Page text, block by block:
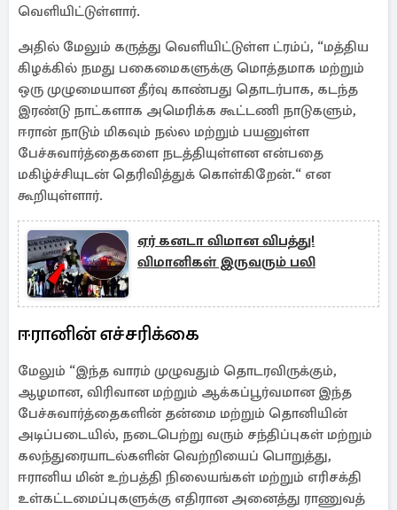
வெளியிட்டுள்ளார்.
அதில் மேலும் கருத்து வெளியிட்டுள்ள ட்ரம்ப், “மத்திய
கிழக்கில் நமது பகைமைகளுக்கு மொத்தமாக மற்றும்
ஒரு முழுமையான தீர்வு காண்பது தொடர்பாக, கடந்த
இரண்டு நாட்களாக அமெரிக்க கூட்டணி நாடுகளும்,
ஈரான் நாடும் மிகவும் நல்ல மற்றும் பயனுள்ள
பேச்சுவார்த்தைகளை நடத்தியுள்ளன என்பதை
மகிழ்ச்சியுடன் தெரிவித்துக் கொள்கிறேன்.“ என
கூறியுள்ளார்.
ஏர் கனடா விமான விபத்து!
விமானிகள் இருவரும் பலி
ஈரானின் எச்சரிக்கை
மேலும் “இந்த வாரம் முழுவதும் தொடரவிருக்கும்,
ஆழமான, விரிவான மற்றும் ஆக்கப்பூர்வமான இந்த
பேச்சுவார்த்தைகளின் தன்மை மற்றும் தொனியின்
அடிப்படையில், நடைபெற்று வரும் சந்திப்புகள் மற்றும்
கலந்துரையாடல்களின் வெற்றியைப் பொறுத்து,
ஈரானிய மின் உற்பத்தி நிலையங்கள் மற்றும் எரிசக்தி
உள்கட்டமைப்புகளுக்கு எதிரான அனைத்து ராணுவத்